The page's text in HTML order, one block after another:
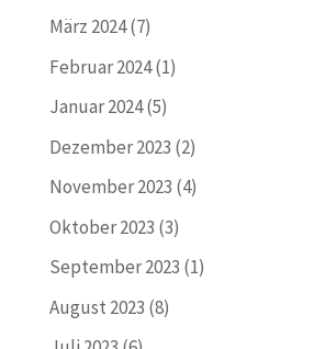
März 2024(7)
Februar 2024(1)
Januar 2024(5)
Dezember 2023 (2)
November 2023 (4)
Oktober 2023 (3)
September 2023 (1)
August 2023 (8)